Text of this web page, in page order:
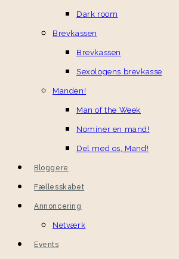
Dark room
Brevkassen
Brevkassen
Sexologens brevkasse
Manden!
Man of the Week
Nominer en mand!
Del med os, Mand!
Bloggere
Fællesskabet
Annoncering
Netværk
Events